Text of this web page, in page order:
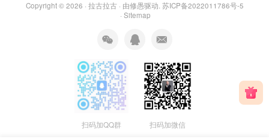
Copyright © 2026 · 拉古拉古 · 由修愚驱动. 苏ICP备2022011786号-5
· Sitemap
扫码加QQ群 扫码加微信